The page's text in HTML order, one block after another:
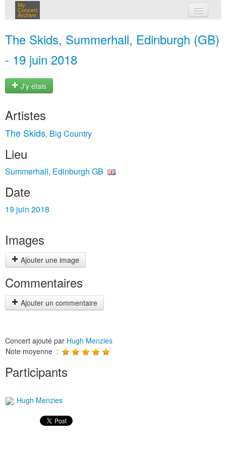
My
Concert
Archive
The Skids, Summerhall, Edinburgh (GB)
- 19 juin 2018
J'y étais
Artistes
The Skids, Big Country
Lieu
Summerhall, Edinburgh GB
Date
19 juin 2018
Images
Ajouter une image
Commentaires
Ajouter un commentaire
Concert ajouté par Hugh Menzies
Note moyenne :
Participants
Hugh Menzies